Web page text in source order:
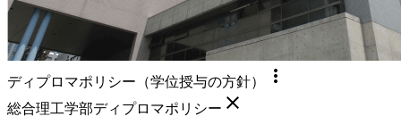
ディプロマポリシー（学位授与の方針） more_vert
総合理工学部ディプロマポリシー close